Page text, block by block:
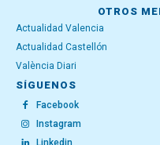
OTROS
Actualidad Valencia
Actualidad Castellón
València Diari
SÍGUENOS
Facebook
Instagram